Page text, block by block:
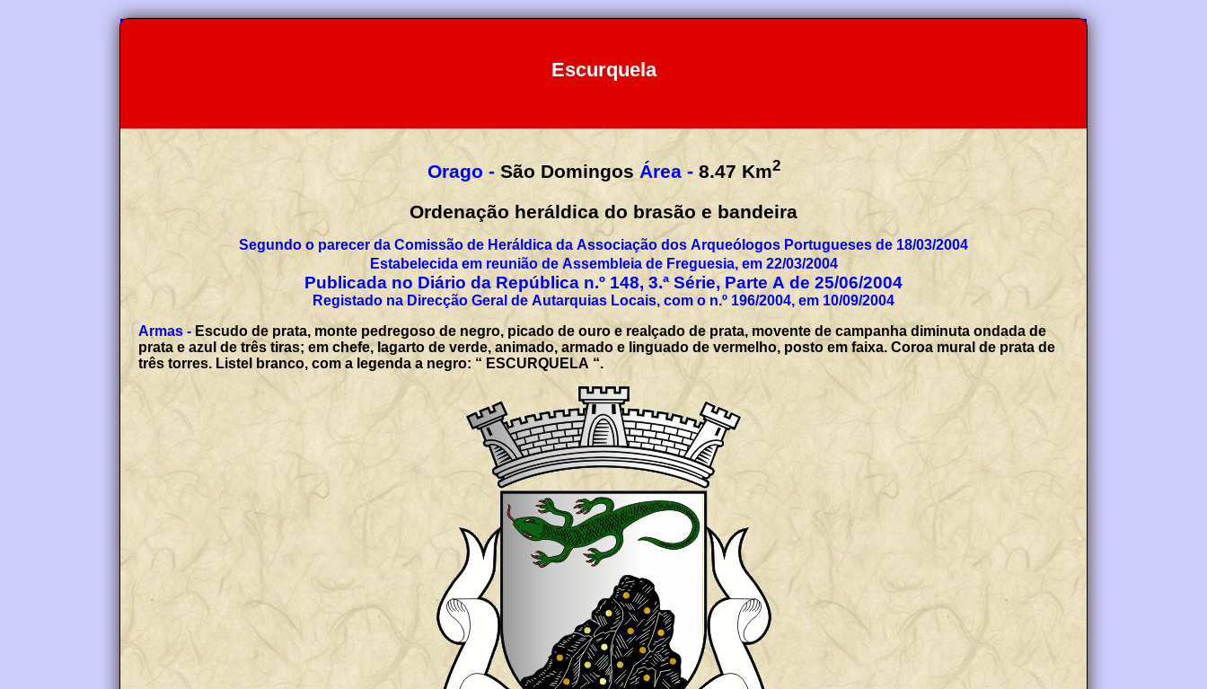
Escurquela
Orago - São Domingos Área - 8.47 Km2
Ordenação heráldica do brasão e bandeira
Segundo o parecer da Comissão de Heráldica da Associação dos Arqueólogos Portugueses de 18/03/2004
Estabelecida em reunião de Assembleia de Freguesia, em 22/03/2004
Publicada no Diário da República n.º 148, 3.ª Série, Parte A de 25/06/2004
Registado na Direcção Geral de Autarquias Locais, com o n.º 196/2004, em 10/09/2004
Armas - Escudo de prata, monte pedregoso de negro, picado de ouro e realçado de prata, movente de campanha diminuta ondada de
prata e azul de três tiras; em chefe, lagarto de verde, animado, armado e linguado de vermelho, posto em faixa. Coroa mural de prata de
três torres. Listel branco, com a legenda a negro: “ ESCURQUELA “.